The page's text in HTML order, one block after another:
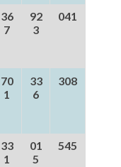
36
7
92
3
041
70
1
33
6
308
33
1
01
5
545